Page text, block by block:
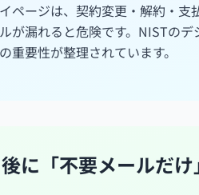
ページは、契約変更・解約・
が漏れると危険です。NISTの
重要性が整理されています。
に「不要メールだ